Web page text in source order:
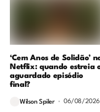
‘Cem Anos de Solidão’
Netflix: quando estreia
aguardado episódio
final?
Wilson Spiler 06/08/2026